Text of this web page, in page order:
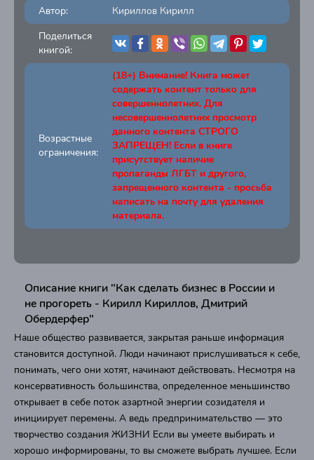
Автор:
Кириллов Кирилл
Поделиться
книгой:
Возрастные
ограничения:
(18+) Внимание! Книга может
содержать контент только для
совершеннолетних. Для
несовершеннолетних просмотр
данного контента СТРОГО
ЗАПРЕЩЕН! Если в книге
присутствует наличие
пропаганды ЛГБТ и другого,
запрещенного контента - просьба
написать на почту для удаления
материала.
Описание книги "Как сделать бизнес в России и
не прогореть - Кирилл Кириллов, Дмитрий
Обердерфер"
Наше общество развивается, закрытая раньше информация
становится доступной. Люди начинают прислушиваться к себе,
понимать, чего они хотят, начинают действовать. Несмотря на
консервативность большинства, определенное меньшинство
открывает в себе поток азартной энергии созидателя и
инициирует перемены. А ведь предпринимательство — это
творчество создания ЖИЗНИ Если вы умеете выбирать и
хорошо информированы, то вы сможете выбрать лучшее. Если